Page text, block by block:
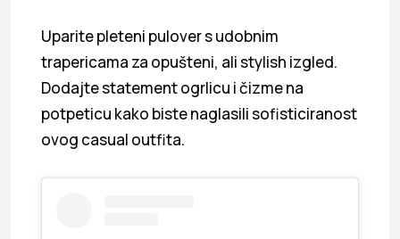
Uparite pleteni pulover s udobnim
trapericama za opušteni, ali stylish izgled.
Dodajte statement ogrlicu i čizme na
potpeticu kako biste naglasili sofisticiranost
ovog casual outfita.